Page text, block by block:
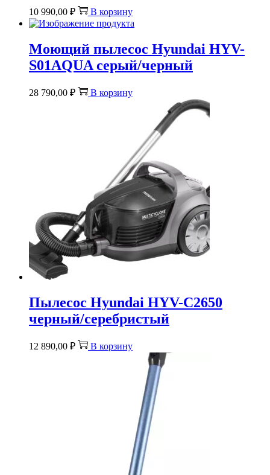
10 990,00 ₽ В корзину
Моющий пылесос Hyundai HYV-
S01AQUA серый/черный
28 790,00 ₽ В корзину
Пылесос Hyundai HYV-C2650
черный/серебристый
12 890,00 ₽ В корзину